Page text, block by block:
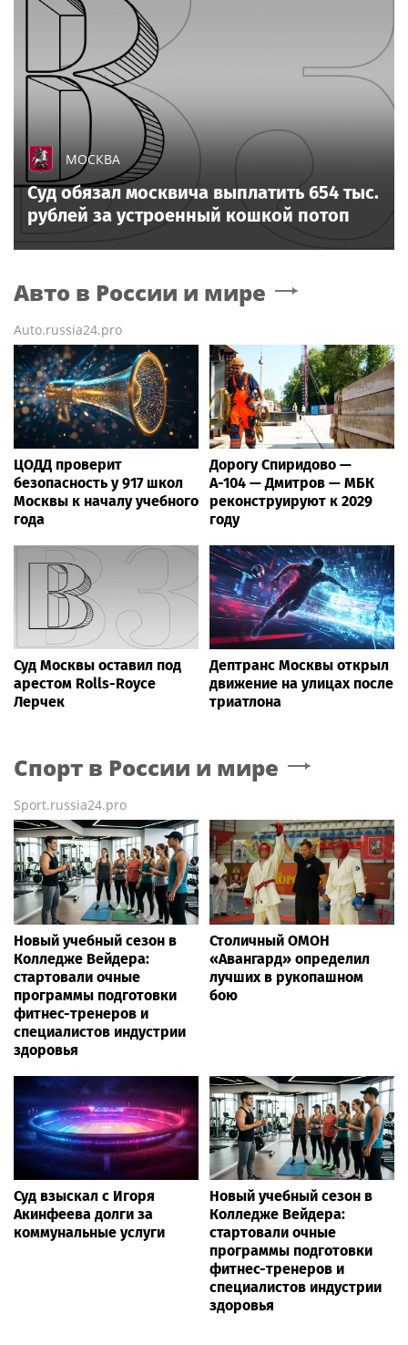
МОСКВА
Суд обязал москвича выплатить 654 тыс.
рублей за устроенный кошкой потоп
Авто в России и мире
Auto.russia24.pro
ЦОДД проверит
безопасность у 917 школ
Москвы к началу учебного
года
Дорогу Спиридово —
А-104 — Дмитров — МБК
реконструируют к 2029
году
Суд Москвы оставил под
арестом Rolls-Royce
Лерчек
Дептранс Москвы открыл
движение на улицах после
триатлона
Спорт в России и мире
Sport.russia24.pro
Новый учебный сезон в
Колледже Вейдера:
стартовали очные
программы подготовки
фитнес-тренеров и
специалистов индустрии
здоровья
Столичный ОМОН
«Авангард» определил
лучших в рукопашном
бою
Суд взыскал с Игоря
Акинфеева долги за
коммунальные услуги
Новый учебный сезон в
Колледже Вейдера:
стартовали очные
программы подготовки
фитнес-тренеров и
специалистов индустрии
здоровья